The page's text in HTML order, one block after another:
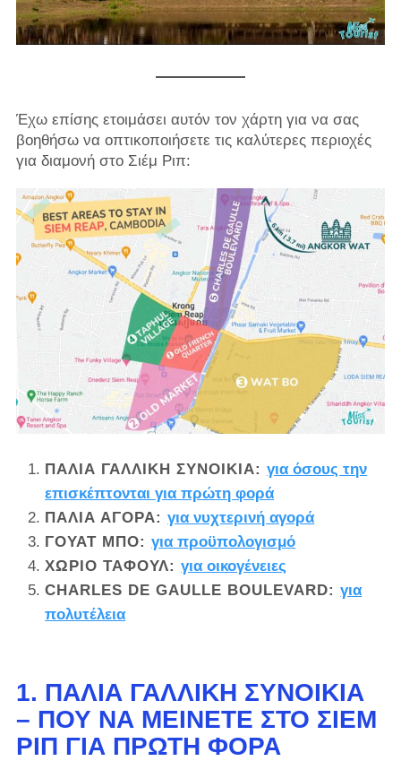
Έχω επίσης ετοιμάσει αυτόν τον χάρτη για να σας
βοηθήσω να οπτικοποιήσετε τις καλύτερες περιοχές
για διαμονή στο Σιέμ Ριπ:
ΠΑΛΙΆ ΓΑΛΛΙΚΉ ΣΥΝΟΙΚΊΑ:για όσους την
επισκέπτονται για πρώτη φορά
ΠΑΛΙΆ ΑΓΟΡΆ:για νυχτερινή αγορά
ΓΟΥΆΤ ΜΠΟ:για προϋπολογισμό
ΧΩΡΙΌ ΤΑΦΟΎΛ:για οικογένειες
CHARLES DE GAULLE BOULEVARD:για
πολυτέλεια
1. ΠΑΛΙΆ ΓΑΛΛΙΚΉ ΣΥΝΟΙΚΊΑ
– ΠΟΎ ΝΑ ΜΕΊΝΕΤΕ ΣΤΟ ΣΙΈΜ
ΡΙΠ ΓΙΑ ΠΡΏΤΗ ΦΟΡΆ